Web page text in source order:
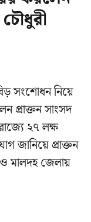
চৌধুরী
সংশোধননিয়ে
প্রাক্তন সাংসদ
২৭ লক্ষ
জানিয়ে প্রাক্তন
ও মালদহ জেলায়